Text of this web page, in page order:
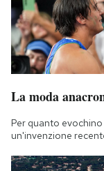
La moda
Per quanto
un'invenzione